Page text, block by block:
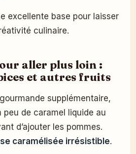
excellente base pour laisser
culinaire.
aller plus loin :
et autres fruits
supplémentaire,
peu de caramel liquide au
d’ajouter les pommes.
caramélisée irrésistible.